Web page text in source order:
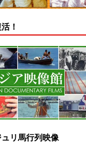
！
リ馬行列映像